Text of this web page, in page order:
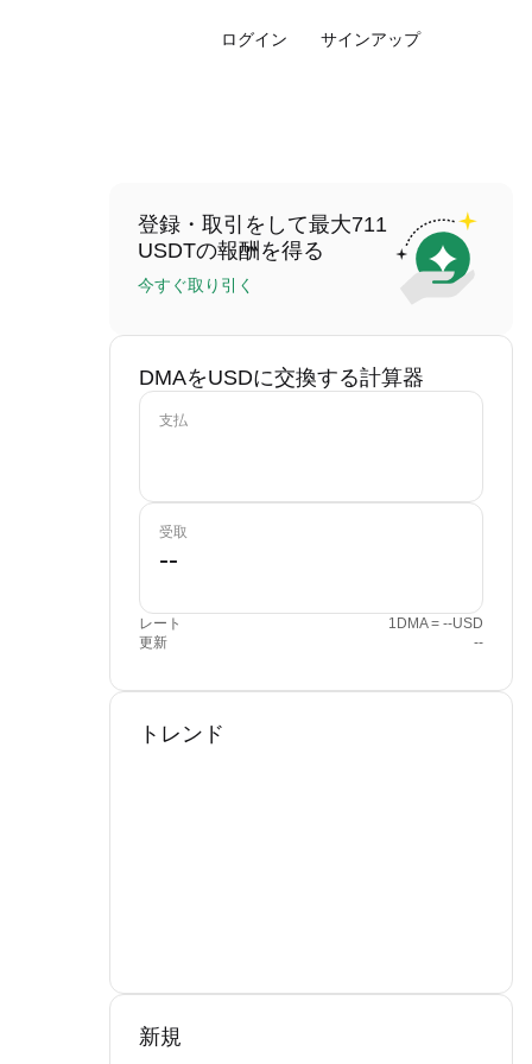
ログイン サインアップ
登録・取引をして最大711
USDTの報酬を得る
今すぐ取り引く
DMAをUSDに交換する計算器
支払
受取
レート
1DMA = --USD
更新
--
トレンド
新規